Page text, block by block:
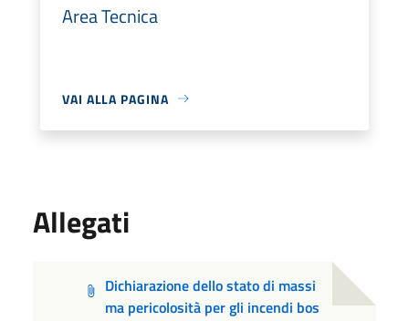
Area Tecnica
VAI ALLA PAGINA
Allegati
Dichiarazione dello stato di massi
ma pericolosità per gli incendi bos